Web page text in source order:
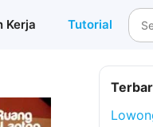
Kerja Tutorial